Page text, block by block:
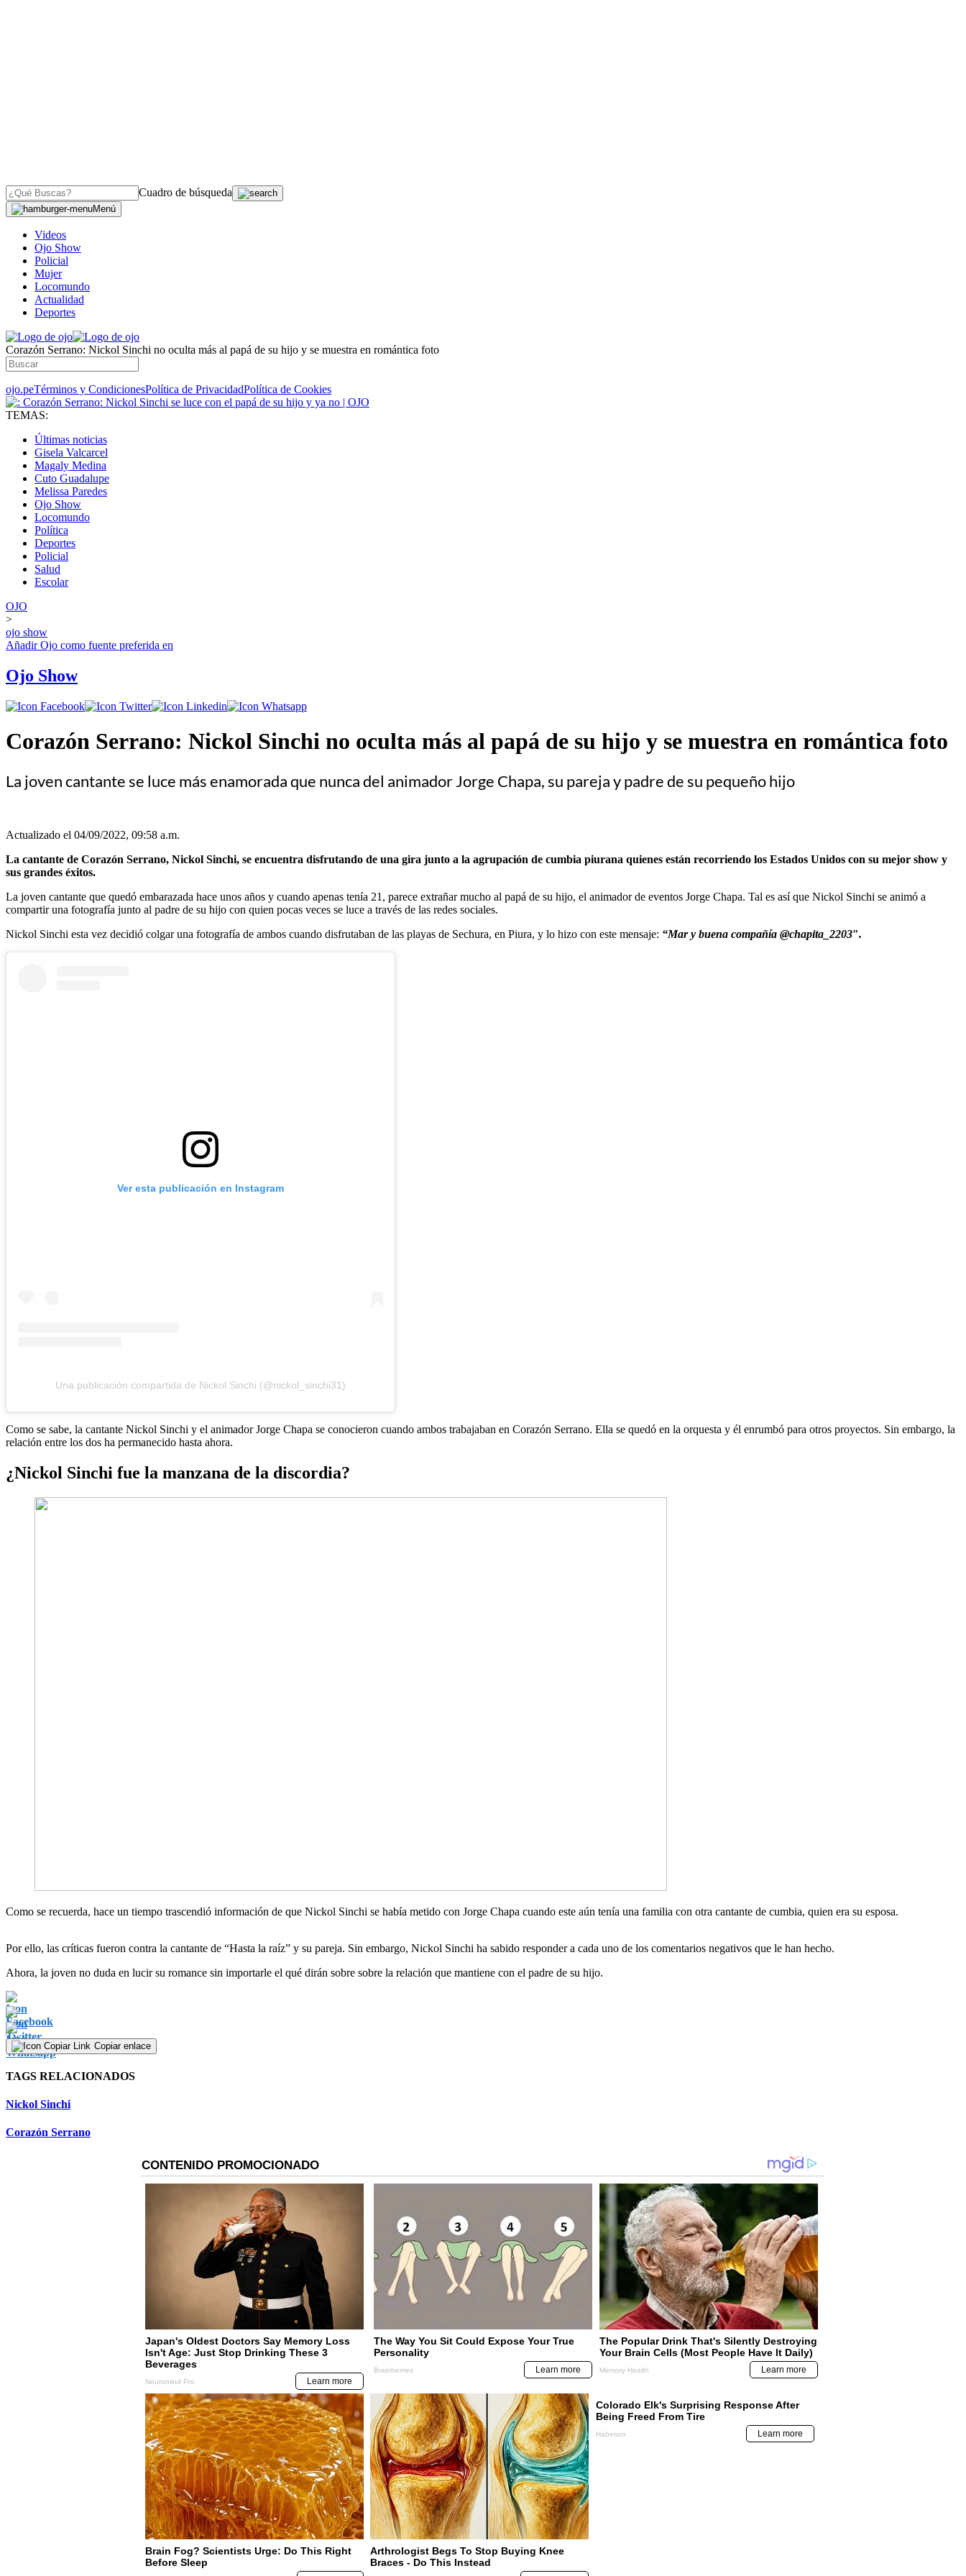
Cuadro de búsqueda
Menú
Videos
Ojo Show
Policial
Mujer
Locomundo
Actualidad
Deportes
Corazón Serrano: Nickol Sinchi no oculta más al papá de su hijo y se muestra en romántica foto
ojo.peTérminos y CondicionesPolítica de PrivacidadPolítica de Cookies
TEMAS:
Últimas noticias
Gisela Valcarcel
Magaly Medina
Cuto Guadalupe
Melissa Paredes
Ojo Show
Locomundo
Política
Deportes
Policial
Salud
Escolar
OJO
>
ojo show
AñadirOjo como fuente preferida en
Ojo Show
Corazón Serrano: Nickol Sinchi no oculta más al papá de su hijo y se muestra en romántica foto
La joven cantante se luce más enamorada que nunca del animador Jorge Chapa, su pareja y padre de su pequeño hijo
Actualizado el 04/09/2022, 09:58 a.m.
La cantante de Corazón Serrano, Nickol Sinchi, se encuentra disfrutando de una gira junto a la agrupación de cumbia piurana quienes están recorriendo los Estados Unidos con su mejor show y
sus grandes éxitos.
La joven cantante que quedó embarazada hace unos años y cuando apenas tenía 21, parece extrañar mucho al papá de su hijo, el animador de eventos Jorge Chapa. Tal es así que Nickol Sinchi se animó a
compartir una fotografía junto al padre de su hijo con quien pocas veces se luce a través de las redes sociales.
Nickol Sinchi esta vez decidió colgar una fotografía de ambos cuando disfrutaban de las playas de Sechura, en Piura, y lo hizo con este mensaje: “Mar y buena compañía @chapita_2203″.
Ver esta publicación en Instagram
Una publicación compartida de Nickol Sinchi (@nickol_sinchi31)
Como se sabe, la cantante Nickol Sinchi y el animador Jorge Chapa se conocieron cuando ambos trabajaban en Corazón Serrano. Ella se quedó en la orquesta y él enrumbó para otros proyectos. Sin embargo, la
relación entre los dos ha permanecido hasta ahora.
¿Nickol Sinchi fue la manzana de la discordia?
Como se recuerda, hace un tiempo trascendió información de que Nickol Sinchi se había metido con Jorge Chapa cuando este aún tenía una familia con otra cantante de cumbia, quien era su esposa.
Por ello, las críticas fueron contra la cantante de “Hasta la raíz” y su pareja. Sin embargo, Nickol Sinchi ha sabido responder a cada uno de los comentarios negativos que le han hecho.
Ahora, la joven no duda en lucir su romance sin importarle el qué dirán sobre sobre la relación que mantiene con el padre de su hijo.
Copiar enlace
TAGS RELACIONADOS
Nickol Sinchi
Corazón Serrano